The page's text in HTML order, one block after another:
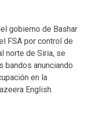
gobierno de Bashar
FSA por control de
norte de Siria, se
bandos anunciando
en la
English.